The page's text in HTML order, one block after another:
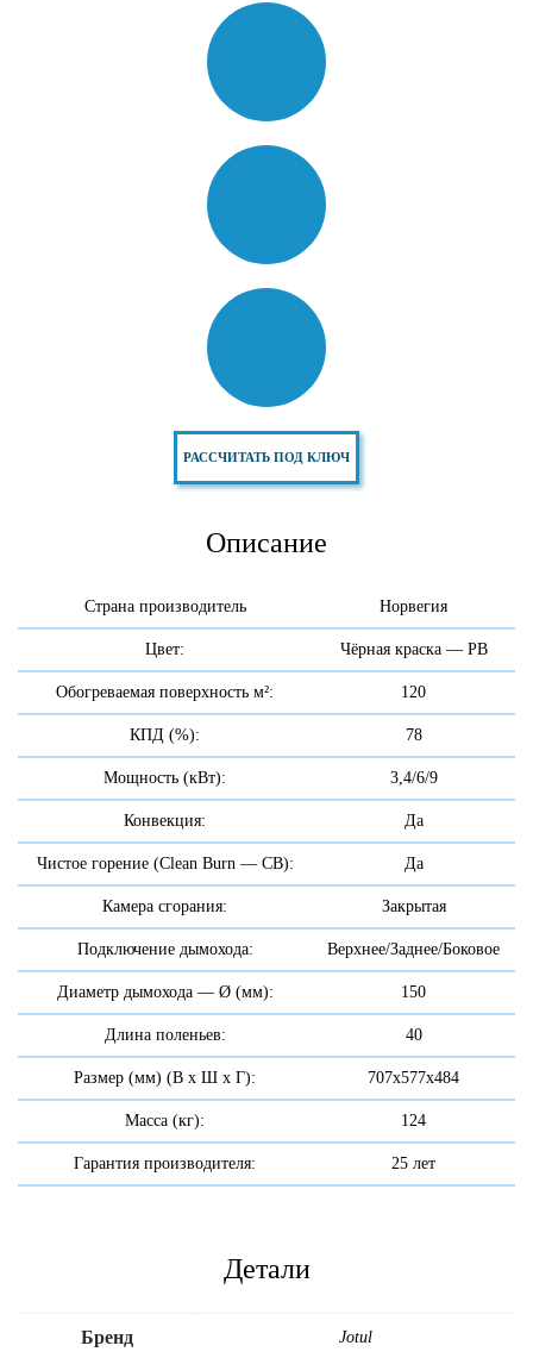
РАССЧИТАТЬ ПОД КЛЮЧ
Описание
Страна производитель Норвегия
Цвет: Чёрная краска — PB
Обогреваемая поверхность м²: 120
КПД (%): 78
Мощность (кВт): 3,4/6/9
Конвекция: Да
Чистое горение (Clean Burn — СВ): Да
Камера сгорания: Закрытая
Подключение дымохода: Верхнее/Заднее/Боковое
Диаметр дымохода — Ø (мм): 150
Длина поленьев: 40
Размер (мм) (В х Ш х Г): 707x577x484
Масса (кг): 124
Гарантия производителя: 25 лет
Детали
Бренд Jotul